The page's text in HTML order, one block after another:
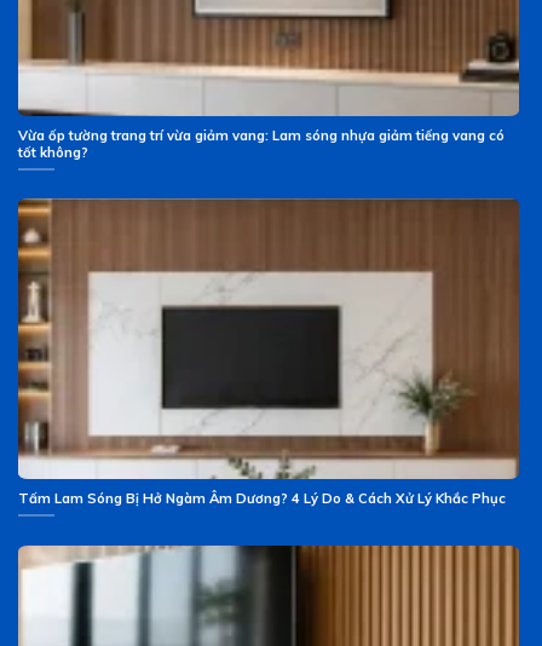
Vừa ốp tường trang trí vừa giảm vang: Lam sóng nhựa giảm tiếng vang có
tốt không?
Tấm Lam Sóng Bị Hở Ngàm Âm Dương? 4 Lý Do & Cách Xử Lý Khắc Phục